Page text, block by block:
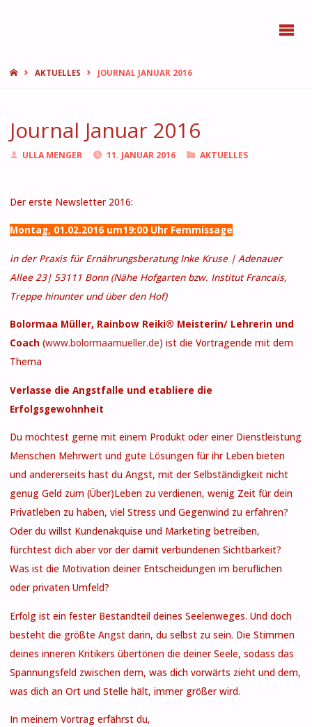
STARTAKTUELLES JOURNAL JANUAR 2016
Journal Januar 2016
ULLA MENGER 11. JANUAR 2016 AKTUELLES
Der erste Newsletter 2016:
Montag, 01.02.2016 um19:00 Uhr Femmissage
in der Praxis für Ernährungsberatung Inke Kruse| Adenauer
Allee 23| 53111 Bonn (Nähe Hofgarten bzw. Institut Francais,
Treppe hinunter und über den Hof)
Bolormaa Müller, Rainbow Reiki® Meisterin/ Lehrerin und
Coach (www.bolormaamueller.de) ist die Vortragende mit dem
Thema
Verlasse die Angstfalle und etabliere die
Erfolgsgewohnheit
Du möchtest gerne mit einem Produkt oder einer Dienstleistung
Menschen Mehrwert und gute Lösungen für ihr Leben bieten
und andererseits hast du Angst, mit der Selbständigkeit nicht
genug Geld zum (Über)Leben zu verdienen, wenig Zeit für dein
Privatleben zu haben, viel Stress und Gegenwind zu erfahren?
Oder du willst Kundenakquise und Marketing betreiben,
fürchtest dich aber vor der damit verbundenen Sichtbarkeit?
Was ist die Motivation deiner Entscheidungen im beruflichen
oder privaten Umfeld?
Erfolg ist ein fester Bestandteil deines Seelenweges. Und doch
besteht die größte Angst darin, du selbst zu sein. Die Stimmen
deines inneren Kritikers übertönen die deiner Seele, sodass das
Spannungsfeld zwischen dem, was dich vorwärts zieht und dem,
was dich an Ort und Stelle hält, immer größer wird.
In meinem Vortrag erfährst du,